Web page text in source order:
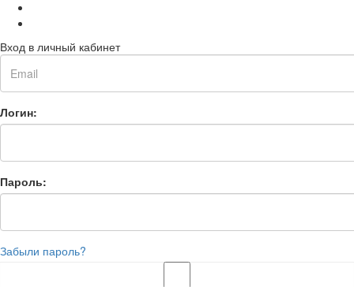
Вход в личный кабинет
Логин:
Пароль:
Забыли пароль?